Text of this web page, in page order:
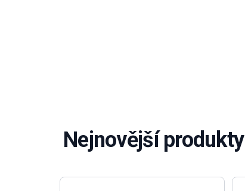
Nejnovější produkty